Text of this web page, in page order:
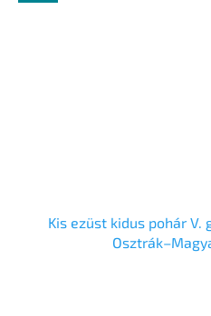
Kis ezüst kidus pohár V.